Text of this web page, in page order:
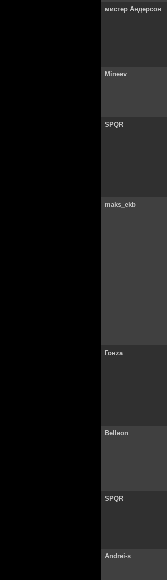
мистер Андерсон
Mineev
SPQR
maks_ekb
Гонzа
Belleon
SPQR
Andrei-s